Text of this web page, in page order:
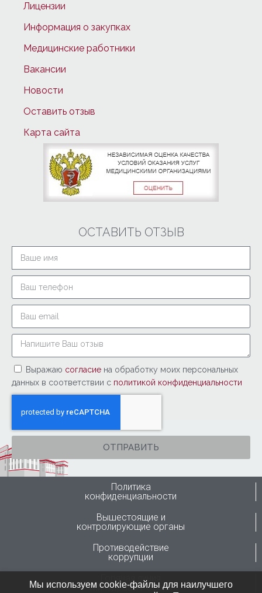
Лицензии
Информация о закупках
Медицинские работники
Вакансии
Новости
Оставить отзыв
Карта сайта
ОСТАВИТЬ ОТЗЫВ
Выражаю согласие на обработку моих персональных
данных в соответствии с политикой конфиденциальности
ОТПРАВИТЬ
Политика
конфиденциальности
Вышестоящие и
контролирующие органы
Противодействие
коррупции
Горячая линия
Минздрава России
Мы используем cookie-файлы для наилучшего